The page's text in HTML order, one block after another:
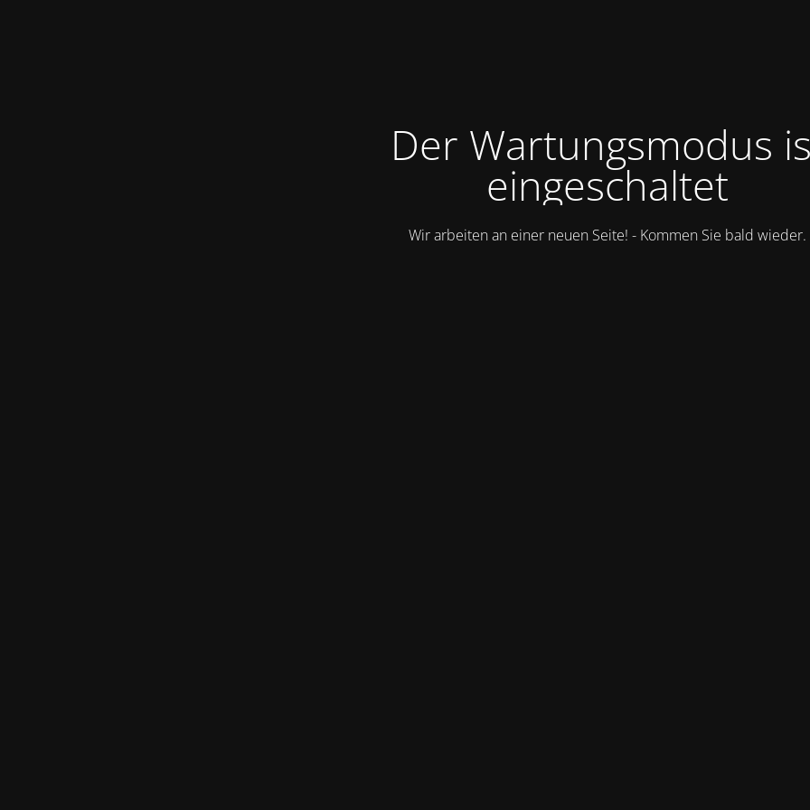
Der Wartungsmodus
eingeschaltet
Wir arbeiten an einer neuen Seite! - Kommen Sie bald wieder.